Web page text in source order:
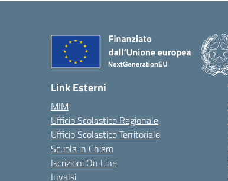
Link Esterni
MIM
Ufficio Scolastico Regionale
Ufficio Scolastico Territoriale
Scuola in Chiaro
Iscrizioni On Line
Invalsi